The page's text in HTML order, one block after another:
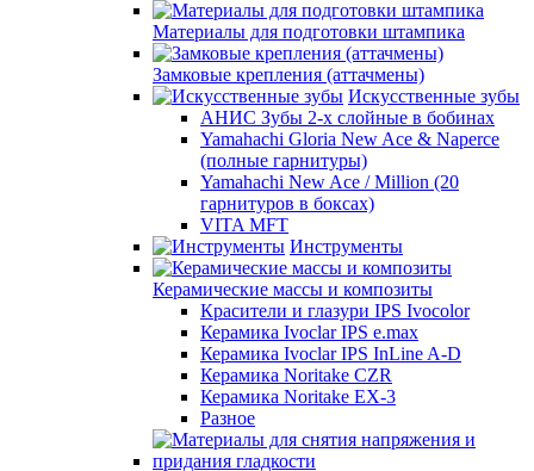
Материалы для подготовки штампика
Замковые крепления (аттачмены)
Искусственные зубы
АНИС Зубы 2-х слойные в бобинах
Yamahachi Gloria New Ace & Naperce
(полные гарнитуры)
Yamahachi New Ace / Million (20
гарнитуров в боксах)
VITA MFT
Инструменты
Керамические массы и композиты
Красители и глазури IPS Ivocolor
Керамика Ivoclar IPS e.max
Керамика Ivoclar IPS InLine A-D
Керамика Noritake CZR
Керамика Noritake EX-3
Разное